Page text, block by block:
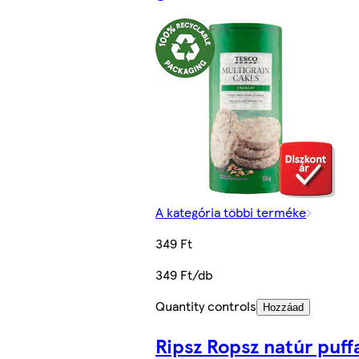
A kategória többi terméke
349 Ft
349 Ft/db
Quantity controls
Hozzáad
Ripsz Ropsz natúr